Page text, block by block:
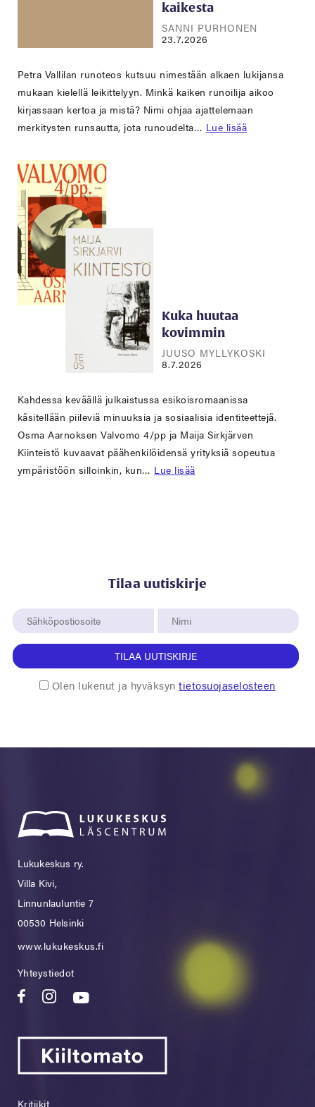
kaikesta
SANNI PURHONEN
23.7.2026
Petra Vallilan runoteos kutsuu nimestään alkaen lukijansa
mukaan kielellä leikittelyyn. Minkä kaiken runoilija aikoo
kirjassaan kertoa ja mistä? Nimi ohjaa ajattelemaan
merkitysten runsautta, jota runoudelta… Lue lisää
Kuka huutaa
kovimmin
JUUSO MYLLYKOSKI
8.7.2026
Kahdessa keväällä julkaistussa esikoisromaanissa
käsitellään piileviä minuuksia ja sosiaalisia identiteettejä.
Osma Aarnoksen Valvomo 4/pp ja Maija Sirkjärven
Kiinteistö kuvaavat päähenkilöidensä yrityksiä sopeutua
ympäristöön silloinkin, kun… Lue lisää
Tilaa uutiskirje
TILAA UUTISKIRJE
Olen lukenut ja hyväksyntietosuojaselosteen
Lukukeskus ry.
Villa Kivi,
Linnunlauluntie 7
00530 Helsinki
www.lukukeskus.fi
Yhteystiedot
Kritiikit